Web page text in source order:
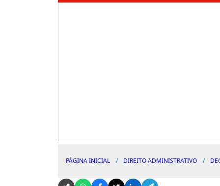
PÁGINA INICIAL DIREITO ADMINISTRATIVO